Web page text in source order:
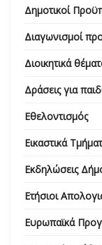
Δημοτικοί
Διαγωνισμοί
Διοικητικά
Δράσεις για
Εθελοντισμός
Εικαστικά
Εκδηλώσεις
Ετήσιοι
Ευρωπαϊκά